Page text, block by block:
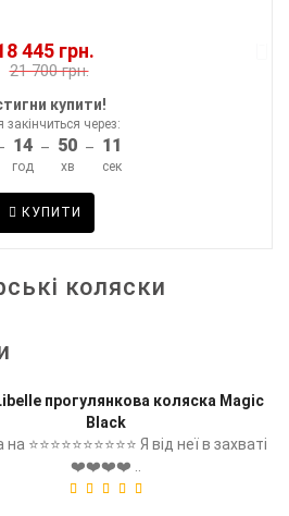
445 грн.
21 700 грн.
купити!
закінчиться через:
14
год
– 50
хв
– 10
сек
КУПИТИ
коляски
прогулянкова коляска Magic
Black
⭐⭐⭐⭐⭐⭐⭐⭐⭐⭐ Я від неї в захваті
❤️❤️❤️❤️ ..